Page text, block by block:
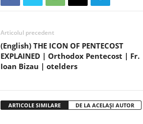
Articolul precedent
(English) THE ICON OF PENTECOST
EXPLAINED | Orthodox Pentecost | Fr.
Ioan Bizau | otelders
ARTICOLE SIMILARE DE LA ACELAȘI AUTOR